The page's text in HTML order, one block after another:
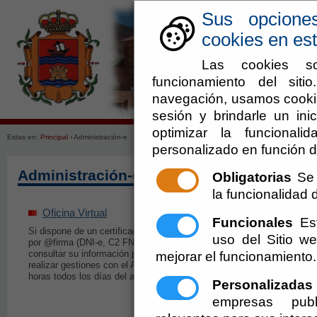
Sus
cookies en
Las cookies
funcionamiento del
navegación, usamos
sesión y brindarle un
optimizar la
personalizado en función
Obligatorias
la funcionalidad
Funcionales
uso del Sitio
mejorar el funcionamiento.
Personalizadas
empresas
Ayuntamiento
Estas en: Principal › Administración-e
Administración-e
Oficina Virtual
Si dispone de un certificado reconocido
por @firma (DNI-e, C2 FNMT, ...) podrá
consultar su información particular y
realizar gestiones con el Ayuntamiento 24
horas todos los días del año
Licitadores y
Catálogo de Servicios
Ayuntamiento de